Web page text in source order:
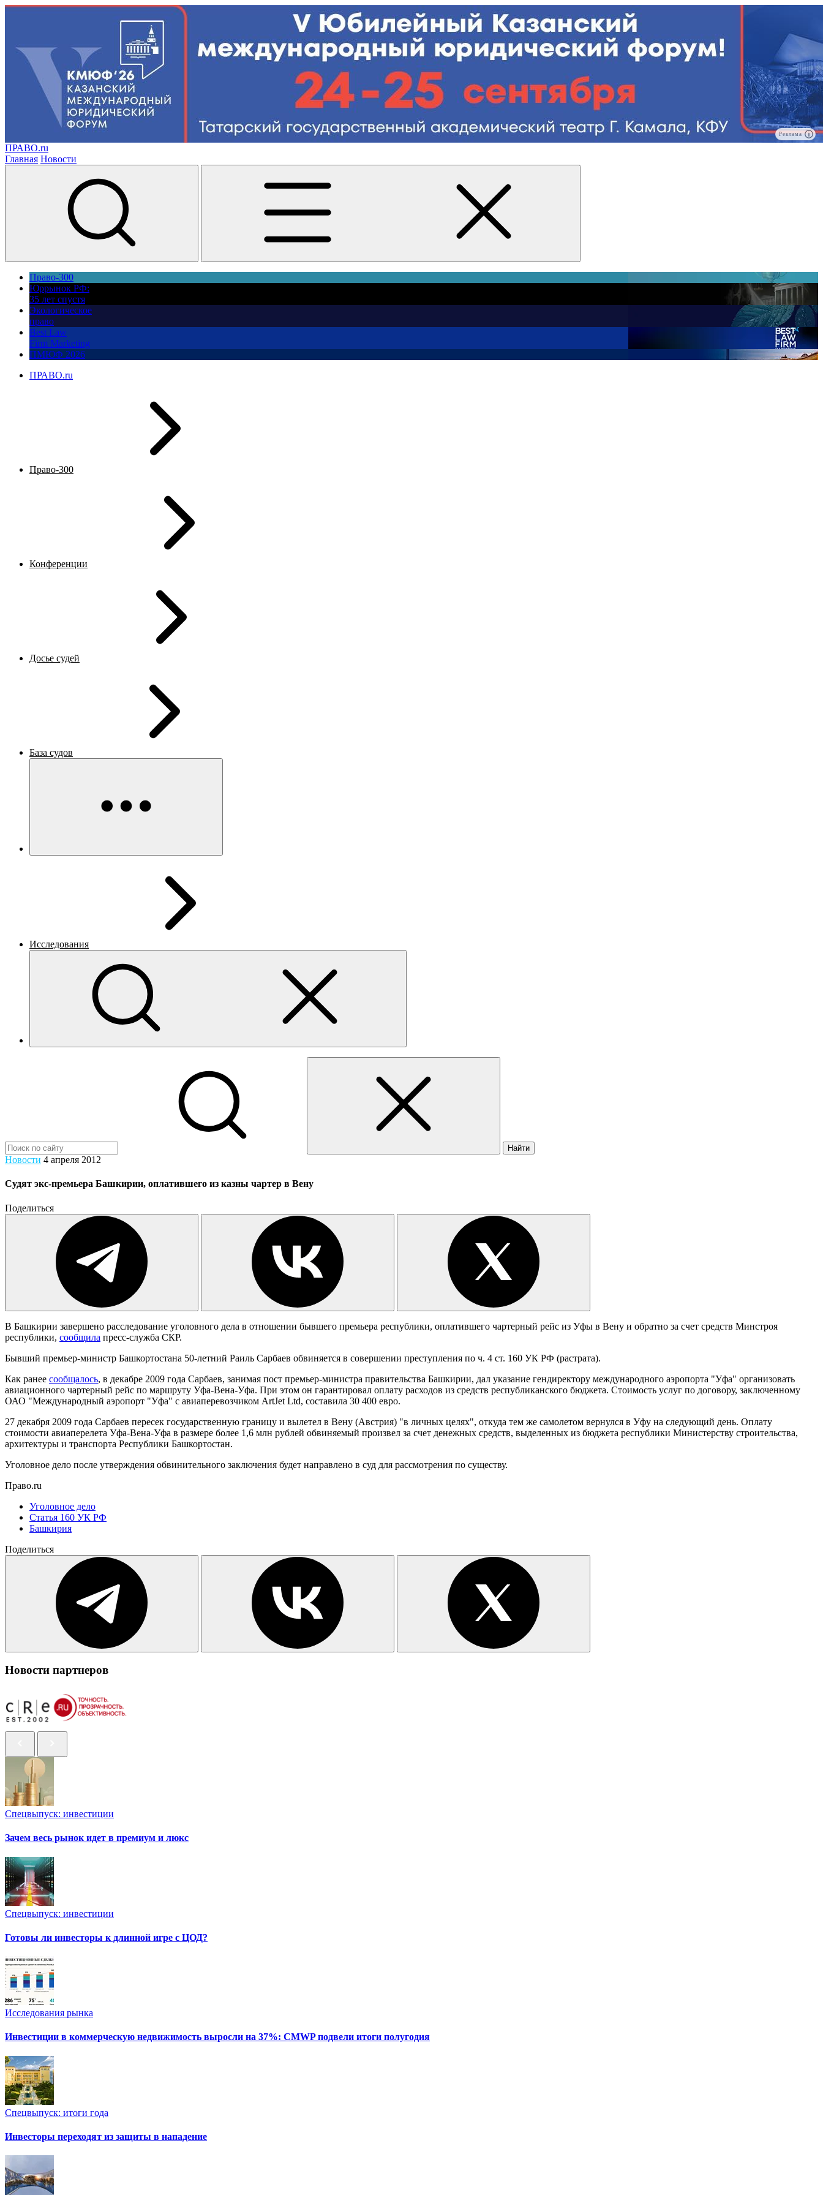
Реклама
ПРАВО.ru
Главная Новости
Право-300
Юррынок РФ:
35 лет спустя
Экологическое
право
Best Law
Firm Marketing
ПМЮФ 2026
ПРАВО.ru
Право-300
Конференции
Досье судей
База судов
Исследования
Найти
Новости 4 апреля 2012
Судят экс-премьера Башкирии, оплатившего из казны чартер в Вену
Поделиться
В Башкирии завершено расследование уголовного дела в отношении бывшего премьера республики, оплатившего чартерный рейс из Уфы в Вену и обратно за счет средств Минстроя
республики, сообщила пресс-служба СКР.
Бывший премьер-министр Башкортостана 50-летний Раиль Сарбаев обвиняется в совершении преступления по ч. 4 ст. 160 УК РФ (растрата).
Как ранее сообщалось, в декабре 2009 года Сарбаев, занимая пост премьер-министра правительства Башкирии, дал указание гендиректору международного аэропорта "Уфа" организовать
авиационного чартерный рейс по маршруту Уфа-Вена-Уфа. При этом он гарантировал оплату расходов из средств республиканского бюджета. Стоимость услуг по договору, заключенному
ОАО "Международный аэропорт "Уфа" с авиаперевозчиком ArtJet Ltd, составила 30 400 евро.
27 декабря 2009 года Сарбаев пересек государственную границу и вылетел в Вену (Австрия) "в личных целях", откуда тем же самолетом вернулся в Уфу на следующий день. Оплату
стоимости авиаперелета Уфа-Вена-Уфа в размере более 1,6 млн рублей обвиняемый произвел за счет денежных средств, выделенных из бюджета республики Министерству строительства,
архитектуры и транспорта Республики Башкортостан.
Уголовное дело после утверждения обвинительного заключения будет направлено в суд для рассмотрения по существу.
Право.ru
Уголовное дело
Статья 160 УК РФ
Башкирия
Поделиться
Новости партнеров
Спецвыпуск: инвестиции
Зачем весь рынок идет в премиум и люкс
Спецвыпуск: инвестиции
Готовы ли инвесторы к длинной игре с ЦОД?
Исследования рынка
Инвестиции в коммерческую недвижимость выросли на 37%: CMWP подвели итоги полугодия
Спецвыпуск: итоги года
Инвесторы переходят из защиты в нападение